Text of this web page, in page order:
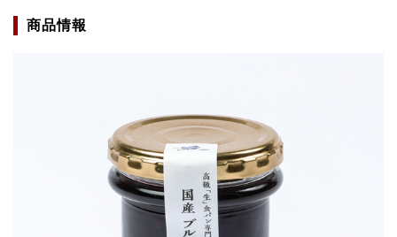
商品情報